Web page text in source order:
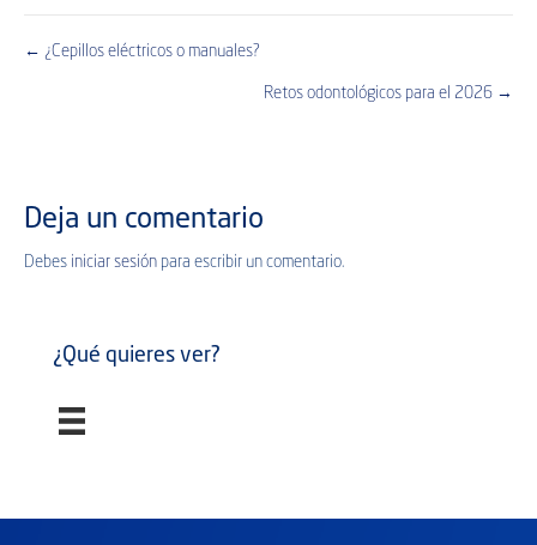
Posts
← ¿Cepillos eléctricos o manuales?
Retos odontológicos para el 2026 →
Deja un comentario
Debes iniciar sesión para escribir un comentario.
¿Qué quieres ver?